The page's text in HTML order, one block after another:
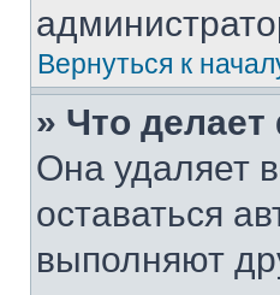
Вернуться к
» Что
Она удаляет
оставаться
выполняют